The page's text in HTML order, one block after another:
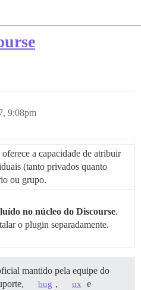
9:08pm
oferece a capacidade de atribuir
(tanto privados quanto
ou grupo.
no núcleo do Discourse.
o plugin separadamente.
mantido pela equipe do
, bug , ux
e